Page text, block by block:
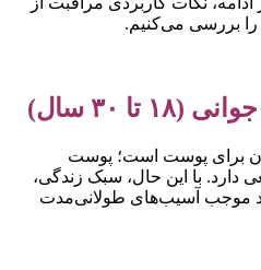
بررسی می‌کنیم.
۳۰ سال)
برای پوست است؛ پوست
دارد. با این حال، سبک زندگی،
موجب آسیب‌های طولانی‌مدت